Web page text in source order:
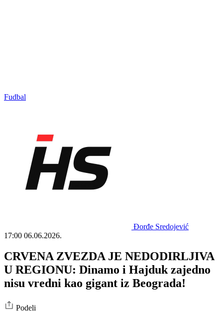
Fudbal
Đorđe Sredojević
17:00 06.06.2026.
CRVENA ZVEZDA JE NEDODIRLJIVA
U REGIONU: Dinamo i Hajduk zajedno
nisu vredni kao gigant iz Beograda!
Podeli